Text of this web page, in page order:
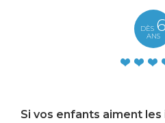
DÈS 6
ANS
Si vos enfants aiment les